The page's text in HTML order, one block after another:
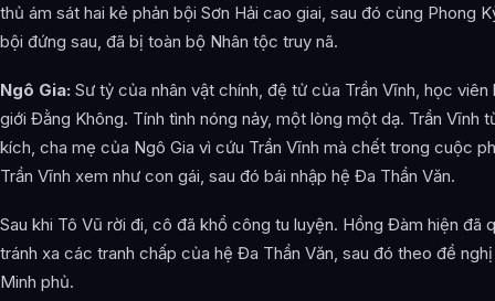
thủ ám sát hai kẻ phản bội Sơn Hải cao giai, sau đó cùng Phong
bội đứng sau, đã bị toàn bộ Nhân tộc truy nã.
Ngô Gia: Sư tỷ của nhân vật chính, đệ tử của Trần Vĩnh, học viên
giới Đằng Không. Tính tình nóng nảy, một lòng một dạ. Trần Vĩnh
kích, cha mẹ của Ngô Gia vì cứu Trần Vĩnh mà chết trong cuộc
Trần Vĩnh xem như con gái, sau đó bái nhập hệ Đa Thần Văn.
Sau khi Tô Vũ rời đi, cô đã khổ công tu luyện. Hồng Đàm hiện đã
tránh xa các tranh chấp của hệ Đa Thần Văn, sau đó theo đề
Minh phủ.